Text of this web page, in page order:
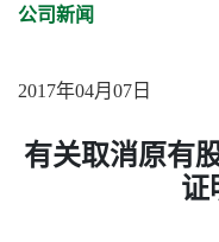
公司新闻
2017年04月07日
有关取消原有
证